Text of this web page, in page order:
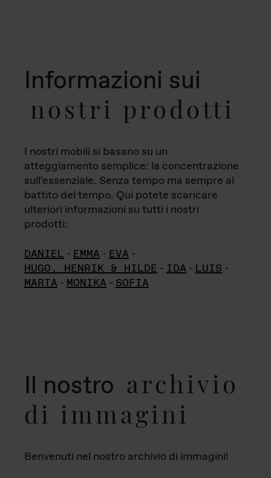
Informazioni sui
nostri prodotti
I nostri mobili si basano su un
atteggiamento semplice: la concentrazione
sull'essenziale. Senza tempo ma sempre al
battito del tempo. Qui potete scaricare
ulteriori informazioni su tutti i nostri
prodotti:
DANIEL - EMMA - EVA -
HUGO, HENRIK & HILDE - IDA - LUIS -
MARTA - MONIKA - SOFIA
Il nostro archivio
di immagini
Benvenuti nel nostro archivio di immagini!